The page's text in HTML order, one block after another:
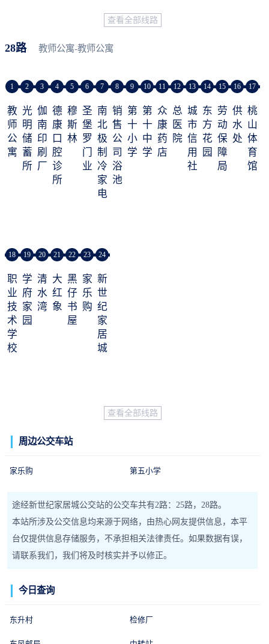
查看全部线路
28路 教师公寓-教师公寓
1
教
师
公
寓
2
光
明
储
蓄
所
3
伽
南
印
刷
厂
4
德
康
口
腔
诊
所
5
穆
斯
林
6
圣
堡
罗
门
业
7
南
北
极
制
冷
家
电
8
销
售
公
司
浴
池
9
第
十
小
学
10
第
十
中
学
11
众
康
药
店
12
总
医
院
13
城
市
信
用
社
14
东
方
花
园
15
劳
动
保
障
局
16
供
水
处
17
桃
山
体
育
馆
18
职
业
技
术
学
校
19
学
府
家
园
20
清
水
湾
21
大
红
象
22
黑
仔
书
屋
23
家
乐
购
24
新
世
纪
家
居
城
查看全部线路
周边公交车站
家乐购 第五小学
途经新世纪家居城公交站的公交车共有2路：25路，28路。
本站所涉及公交信息均来源于网络，由热心网友提供信息，本平
台仅提供信息存储服务，不承担相关法律责任。如果数据有误，
请联系我们，我们将及时核实并予以修正。
今日查询
东升村 检修厂